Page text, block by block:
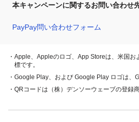
本キャンペーンに関するお問い合わせ
PayPay問い合わせフォーム
・Apple、Appleのロゴ、App Storeは、米国
標です。
・Google Play、および Google Play ロゴは、
・QRコードは（株）デンソーウェーブの登録商